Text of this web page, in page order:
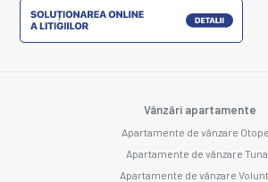
Vânzări apartamente
Apartamente de vânzare
Apartamente de vânzare
Apartamente de vânzare